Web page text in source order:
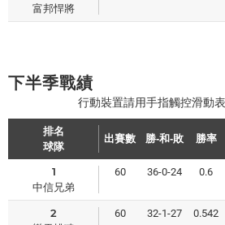
富邦悍將
下半季戰績
排名
球隊
出賽數 勝-和-敗 勝率
1
中信兄弟
60 36-0-24 0.6
2 60 32-1-27 0.542